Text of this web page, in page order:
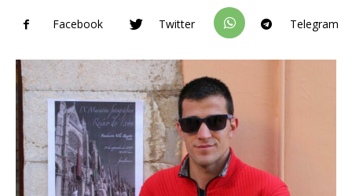
Facebook Twitter Telegram